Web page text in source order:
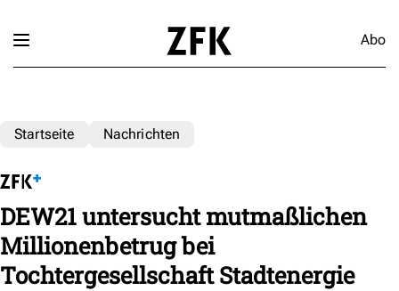
Abo
Startseite Nachrichten
DEW21 untersucht mutmaßlichen
Millionenbetrug bei
Tochtergesellschaft Stadtenergie